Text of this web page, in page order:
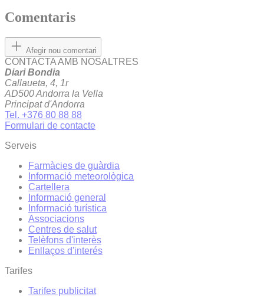
Comentaris
Afegir nou comentari
CONTACTA AMB NOSALTRES
Diari Bondia
Callaueta, 4, 1r
AD500 Andorra la Vella
Principat d'Andorra
Tel. +376 80 88 88
Formulari de contacte
Serveis
Farmàcies de guàrdia
Informació meteorològica
Cartellera
Informació general
Informació turística
Associacions
Centres de salut
Telèfons d'interès
Enllaços d'interés
Tarifes
Tarifes publicitat